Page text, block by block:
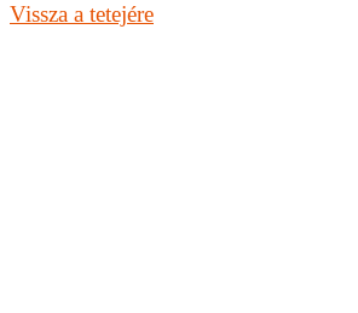
Vissza a tetejére